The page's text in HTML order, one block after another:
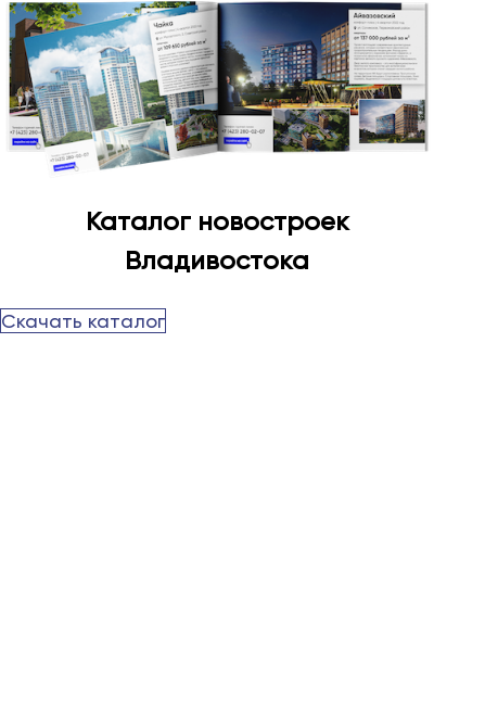
Каталог новостроек
Владивостока
Скачать каталог